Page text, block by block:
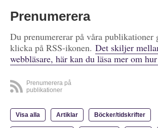
Prenumerera
Du prenumererar på våra publikationer
klicka på RSS-ikonen. Det skiljer
webbläsare, här kan du läsa mer om
Prenumerera på
publikationer
Visa alla Artiklar Böcker/tidskrifter